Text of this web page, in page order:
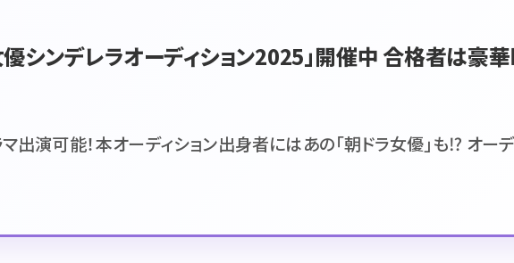
優シンデレラオーディション2025」開催中 合格者は豪
出演可能！本オーディション出身者にはあの「朝ドラ女優」も⁉ オー